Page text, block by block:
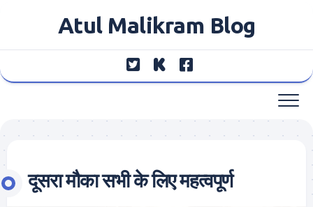
Atul Malikram Blog
दूसरा मौका सभी के लिए महत्वपूर्ण